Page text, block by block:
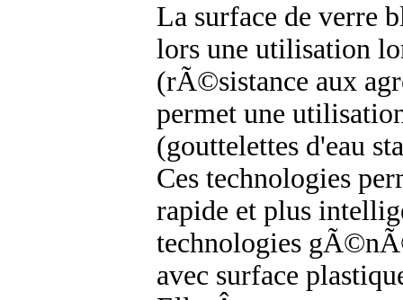
La surface de verre
lors une utilisation
(rÃ©sistance aux
permet une
(gouttelettes d'eau
Ces technologies
rapide et plus
technologies
avec surface